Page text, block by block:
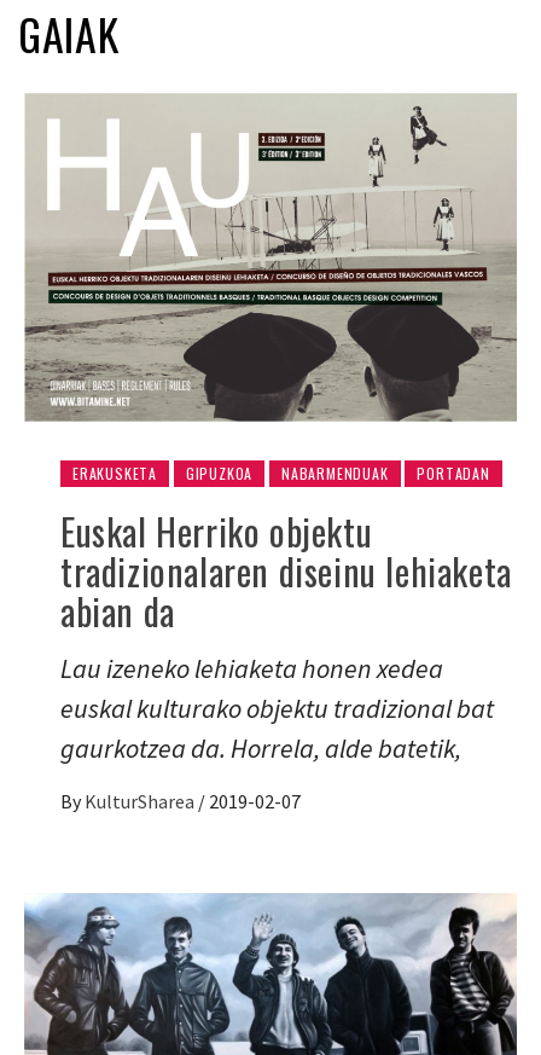
GAIAK
ERAKUSKETA GIPUZKOA NABARMENDUAK PORTADAN
Euskal Herriko objektu
tradizionalaren diseinu lehiaketa
abian da
Lau izeneko lehiaketa honen xedea
euskal kulturako objektu tradizional bat
gaurkotzea da. Horrela, alde batetik,
By KulturSharea / 2019-02-07